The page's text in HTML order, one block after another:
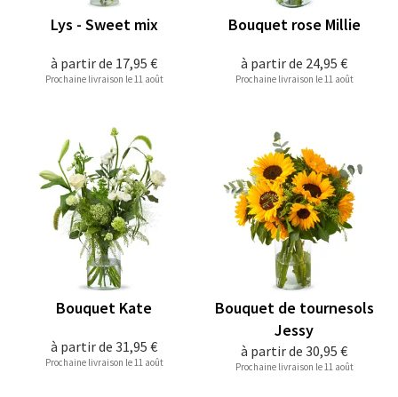
à partir de 17,95 €
Lys - Sweet mix
Prochaine livraison le 11 août
à partir de 24,95 €
Bouquet rose Millie
Prochaine livraison le 11 août
à partir de 31,95 €
Bouquet Kate
Prochaine livraison le 11 août
à partir de 30,95 €
Bouquet de tournesols
Jessy
Prochaine livraison le 11 août